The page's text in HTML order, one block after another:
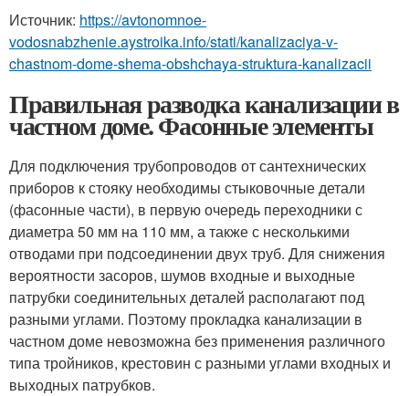
Источник: https://avtonomnoe-
vodosnabzhenie.aystroika.info/stati/kanalizaciya-v-
chastnom-dome-shema-obshchaya-struktura-kanalizacii
Правильная разводка канализации в
частном доме. Фасонные элементы
Для подключения трубопроводов от сантехнических
приборов к стояку необходимы стыковочные детали
(фасонные части), в первую очередь переходники с
диаметра 50 мм на 110 мм, а также с несколькими
отводами при подсоединении двух труб. Для снижения
вероятности засоров, шумов входные и выходные
патрубки соединительных деталей располагают под
разными углами. Поэтому прокладка канализации в
частном доме невозможна без применения различного
типа тройников, крестовин с разными углами входных и
выходных патрубков.